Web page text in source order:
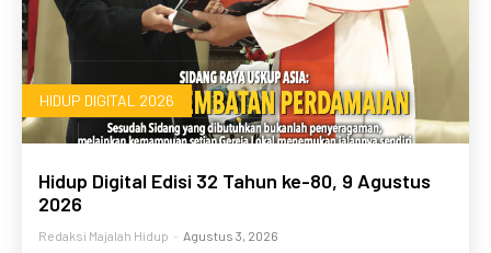
HIDUP DIGITAL 2026
Hidup Digital Edisi 32 Tahun ke-80, 9 Agustus
2026
Redaksi Majalah Hidup - Agustus 3, 2026